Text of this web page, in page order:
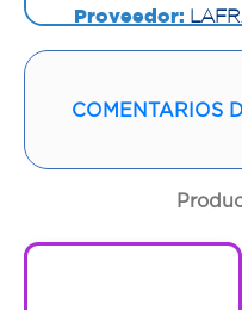
Proveedor:
30
Código:1282484
COMENTARIOS